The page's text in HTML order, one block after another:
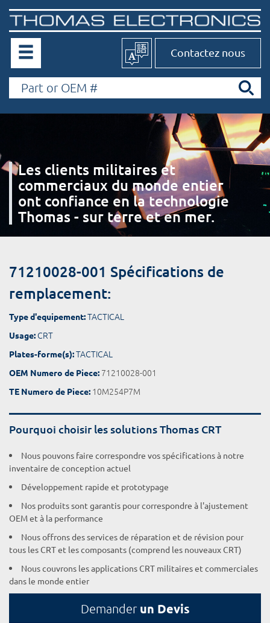
Contactez nous
Les clients militaires et
commerciaux du monde entier
ont confiance en la technologie
Thomas - sur terre et en mer.
71210028-001 Spécifications de
remplacement:
Type d'equipement:TACTICAL
Usage: CRT
Plates-forme(s):TACTICAL
OEM Numero de Piece: 71210028-001
TE Numero de Piece: 10M254P7M
Pourquoi choisir les solutions Thomas CRT
Nous pouvons faire correspondre vos spécifications à notre
inventaire de conception actuel
Développement rapide et prototypage
Nos produits sont garantis pour correspondre à l'ajustement
OEM et à la performance
Nous offrons des services de réparation et de révision pour
tous les CRT et les composants (comprend les nouveaux CRT)
Nous couvrons les applications CRT militaires et commerciales
dans le monde entier
Demander un Devis